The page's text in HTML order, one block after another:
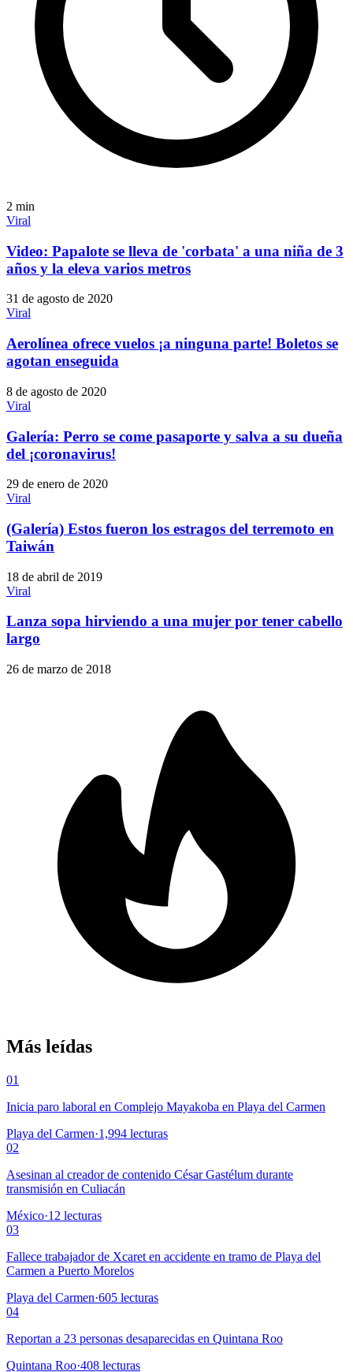
2 min
Viral
Video: Papalote se lleva de 'corbata' a una niña de 3
años y la eleva varios metros
31 de agosto de 2020
Viral
Aerolínea ofrece vuelos ¡a ninguna parte! Boletos se
agotan enseguida
8 de agosto de 2020
Viral
Galería: Perro se come pasaporte y salva a su dueña
del ¡coronavirus!
29 de enero de 2020
Viral
(Galería) Estos fueron los estragos del terremoto en
Taiwán
18 de abril de 2019
Viral
Lanza sopa hirviendo a una mujer por tener cabello
largo
26 de marzo de 2018
Más leídas
01
Inicia paro laboral en Complejo Mayakoba en Playa del Carmen
Playa del Carmen·1,994 lecturas
02
Asesinan al creador de contenido César Gastélum durante
transmisión en Culiacán
México·12 lecturas
03
Fallece trabajador de Xcaret en accidente en tramo de Playa del
Carmen a Puerto Morelos
Playa del Carmen·605 lecturas
04
Reportan a 23 personas desaparecidas en Quintana Roo
Quintana Roo·408 lecturas